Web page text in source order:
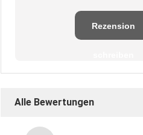
Rezension
Alle Bewertungen